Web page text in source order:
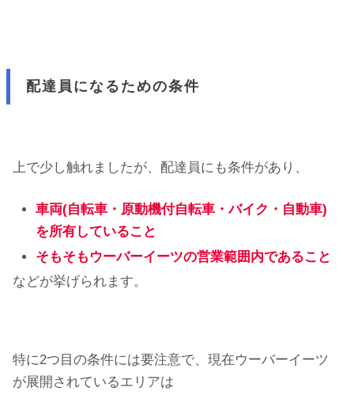
配達員になるための条件
上で少し触れましたが、配達員にも条件があり、
車両(自転車・原動機付自転車・バイク・自動車)
を所有していること
そもそもウーバーイーツの営業範囲内であること
などが挙げられます。
特に2つ目の条件には要注意で、現在ウーバーイーツ
が展開されているエリアは